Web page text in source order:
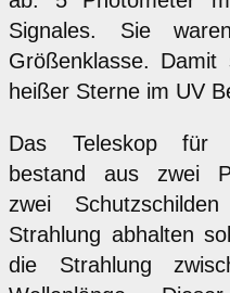
Signales. Sie
Größenklasse. Damit
heißer Sterne im UV
Das Teleskop für
bestand aus zwei
zwei
Strahlung abhalten
die Strahlung